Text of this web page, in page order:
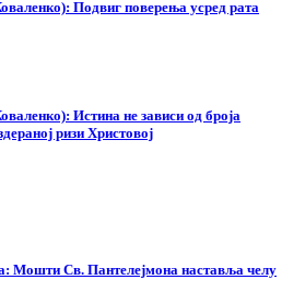
Подвиг поверења усред рата
Истина не зависи од броја
ризи Христовој
Мошти Св. Пантелејмона наставља челу